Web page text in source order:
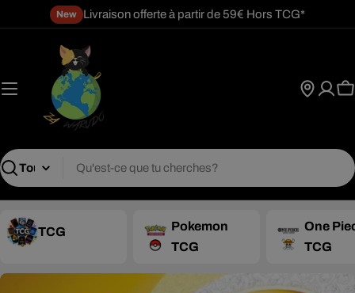
au
New Livraison offerte à partir de 59€ Hors TCG*
Recherche
TCG
Pokemon
TCG
One
TCG